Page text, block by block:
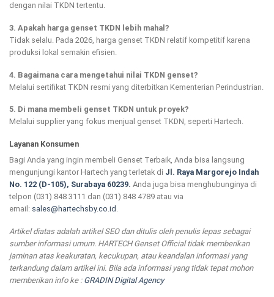
dengan nilai TKDN tertentu.
3. Apakah harga genset TKDN lebih mahal?
Tidak selalu. Pada 2026, harga genset TKDN relatif kompetitif karena
produksi lokal semakin efisien.
4. Bagaimana cara mengetahui nilai TKDN genset?
Melalui sertifikat TKDN resmi yang diterbitkan Kementerian Perindustrian.
5. Di mana membeli genset TKDN untuk proyek?
Melalui supplier yang fokus menjual genset TKDN, seperti Hartech.
Layanan Konsumen
Bagi Anda yang ingin membeli Genset Terbaik, Anda bisa langsung
mengunjungi kantor Hartech yang terletak di Jl. Raya Margorejo Indah
No. 122 (D-105), Surabaya 60239. Anda juga bisa menghubunginya di
telpon (031) 848 3111 dan (031) 848 4789 atau via
email: sales@hartechsby.co.id .
Artikel diatas adalah artikel SEO dan ditulis oleh penulis lepas sebagai
sumber informasi umum. HARTECH Genset Official tidak memberikan
jaminan atas keakuratan, kecukupan, atau keandalan informasi yang
terkandung dalam artikel ini. Bila ada informasi yang tidak tepat mohon
memberikan info ke : GRADIN Digital Agency